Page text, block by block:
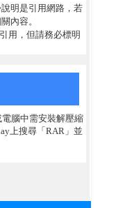
明是引用網路，若
內容。
用，但請務必標明
腦中需安裝解壓縮
上搜尋「RAR」並